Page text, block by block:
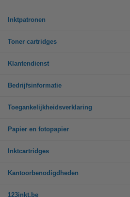
Inktpatronen
Toner cartridges
Klantendienst
Bedrijfsinformatie
Toegankelijkheidsverklaring
Papier en fotopapier
Inktcartridges
Kantoorbenodigdheden
123inkt.be